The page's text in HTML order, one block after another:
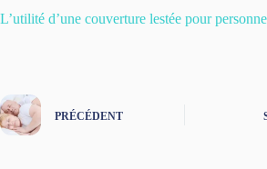
L’utilité d’une couverture lestée pour
PRÉCÉDENT